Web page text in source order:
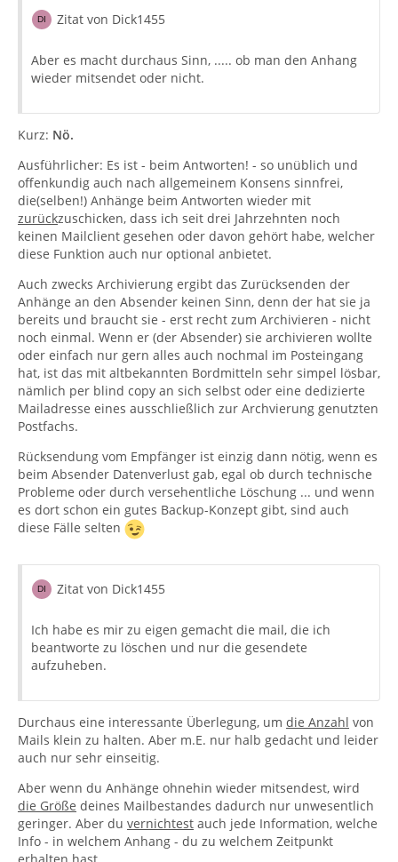
Zitat von Dick1455
Aber es macht durchaus Sinn, ..... ob man den Anhang
wieder mitsendet oder nicht.
Kurz: Nö.
Ausführlicher: Es ist - beim Antworten! - so unüblich und
offenkundig auch nach allgemeinem Konsens sinnfrei,
die(selben!) Anhänge beim Antworten wieder mit
zurückzuschicken, dass ich seit drei Jahrzehnten noch
keinen Mailclient gesehen oder davon gehört habe, welcher
diese Funktion auch nur optional anbietet.
Auch zwecks Archivierung ergibt das Zurücksenden der
Anhänge an den Absender keinen Sinn, denn der hat sie ja
bereits und braucht sie - erst recht zum Archivieren - nicht
noch einmal. Wenn er (der Absender) sie archivieren wollte
oder einfach nur gern alles auch nochmal im Posteingang
hat, ist das mit altbekannten Bordmitteln sehr simpel lösbar,
nämlich per blind copy an sich selbst oder eine dedizierte
Mailadresse eines ausschließlich zur Archvierung genutzten
Postfachs.
Rücksendung vom Empfänger ist einzig dann nötig, wenn es
beim Absender Datenverlust gab, egal ob durch technische
Probleme oder durch versehentliche Löschung ... und wenn
es dort schon ein gutes Backup-Konzept gibt, sind auch
diese Fälle selten
Zitat von Dick1455
Ich habe es mir zu eigen gemacht die mail, die ich
beantworte zu löschen und nur die gesendete
aufzuheben.
Durchaus eine interessante Überlegung, um die Anzahl von
Mails klein zu halten. Aber m.E. nur halb gedacht und leider
auch nur sehr einseitig.
Aber wenn du Anhänge ohnehin wieder mitsendest, wird
die Größe deines Mailbestandes dadurch nur unwesentlich
geringer. Aber du vernichtest auch jede Information, welche
Info - in welchem Anhang - du zu welchem Zeitpunkt